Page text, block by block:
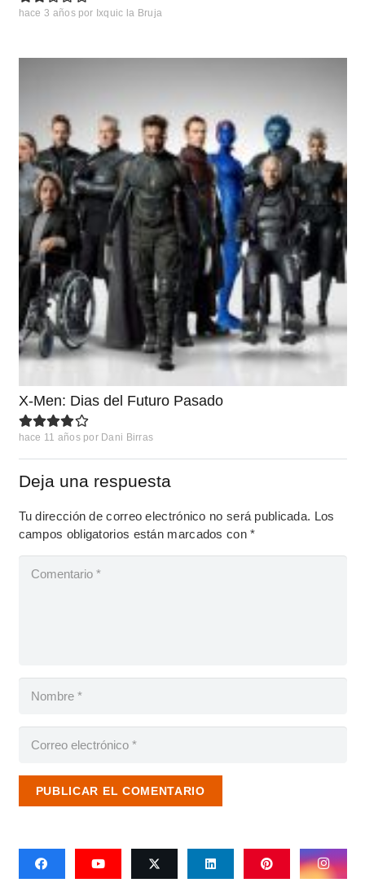
hace 3 años por Ixquic la Bruja
X-Men: Dias del Futuro Pasado
hace 11 años por Dani Birras
Deja una respuesta
Tu dirección de correo electrónico no será publicada. Los
campos obligatorios están marcados con*
PUBLICAR EL COMENTARIO